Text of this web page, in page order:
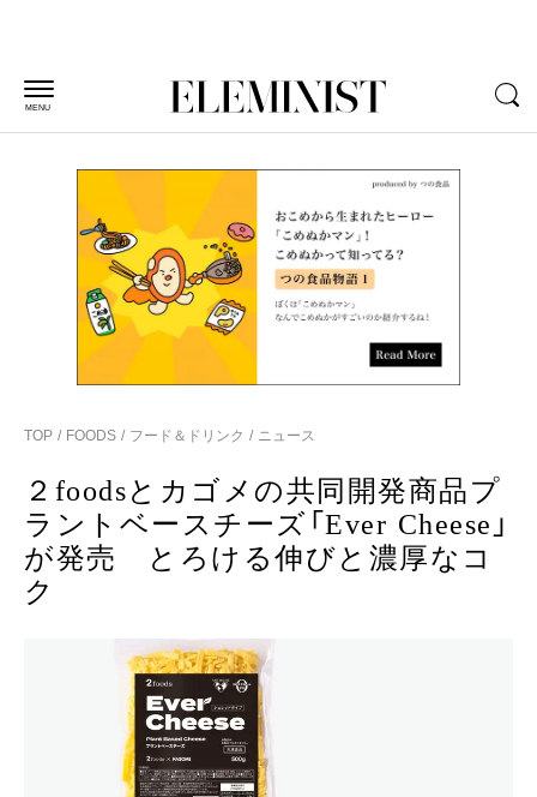
MENU
TOP FOODS フード＆ドリンク ニュース
２foodsとカゴメの共同開発商品プ
ラントベースチーズ「Ever Cheese」
が発売 とろける伸びと濃厚なコ
ク